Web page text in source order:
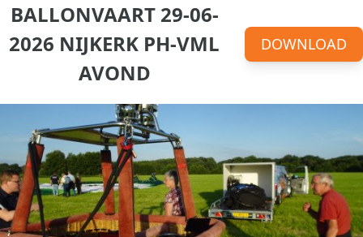
BALLONVAART 29-06-
2026 NIJKERK PH-VML
AVOND
DOWNLOAD